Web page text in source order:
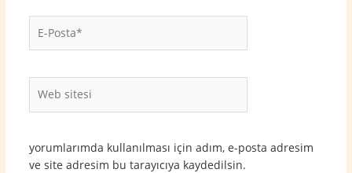
Posta*
sitesi
yorumlarımda kullanılması için adım, e-posta adresim
ve site adresim bu tarayıcıya kaydedilsin.